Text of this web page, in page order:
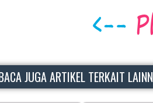
JUGA ARTIKEL TERKAIT